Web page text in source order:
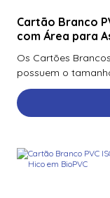
Cartão Branco
com Área para
Os Cartões
possuem o